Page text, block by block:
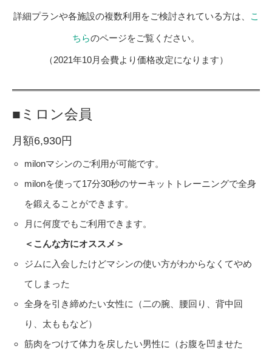
詳細プランや各施設の複数利用をご検討されている方は、 こ
ちらのページをご覧ください。
（2021年10月会費より価格改定になります）
■ミロン会員
月額6,930円
milonマシンのご利用が可能です。
milonを使って17分30秒のサーキットトレーニングで全身
を鍛えることができます。
月に何度でもご利用できます。
＜こんな方にオススメ＞
ジムに入会したけどマシンの使い方がわからなくてやめ
てしまった
全身を引き締めたい女性に（二の腕、腰回り、背中回
り、太ももなど）
筋肉をつけて体力を戻したい男性に（お腹を凹ませた